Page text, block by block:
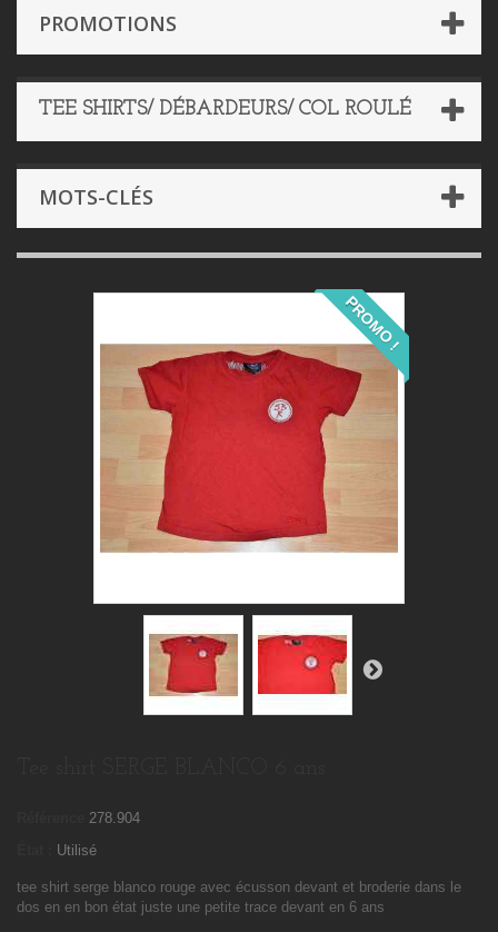
PROMOTIONS
TEE SHIRTS/ DÉBARDEURS/ COL ROULÉ
MOTS-CLÉS
PROMO !
278.904
Utilisé
tee shirt serge blanco rouge avec écusson devant et broderie dans le
dos en en bon état juste une petite trace devant en 6 ans